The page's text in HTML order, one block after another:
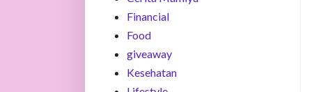
Financial
Food
giveaway
Kesehatan